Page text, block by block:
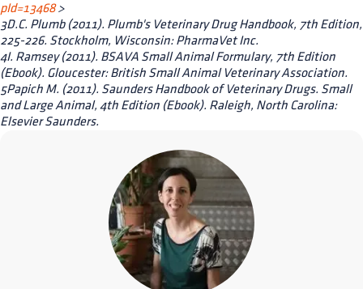
pId=13468>
3D.C. Plumb (2011). Plumb's Veterinary Drug Handbook, 7th Edition,
225-226. Stockholm, Wisconsin: PharmaVet Inc.
4I. Ramsey (2011). BSAVA Small Animal Formulary, 7th Edition
(Ebook). Gloucester: British Small Animal Veterinary Association.
5Papich M. (2011). Saunders Handbook of Veterinary Drugs. Small
and Large Animal, 4th Edition (Ebook). Raleigh, North Carolina:
Elsevier Saunders.